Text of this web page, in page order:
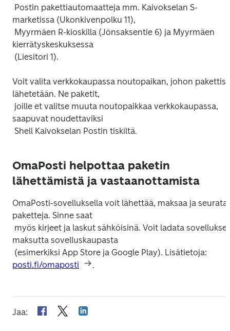
marketissa (Ukonkivenpolku 11),
kierrätyskeskuksessa
Voit valita verkkokaupassa noutopaikan, johon pakettisi
lähetetään. Ne paketit,
saapuvat noudettaviksi
OmaPosti helpottaa paketin
lähettämistä ja vastaanottamista
OmaPosti-sovelluksella voit lähettää, maksaa ja seurata
paketteja. Sinne saat
maksutta sovelluskaupasta
posti.fi/omaposti
.
Jaa: